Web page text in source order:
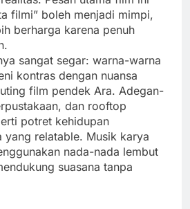
filmi” boleh menjadi mimpi,
berharga karena penuh
sangat segar: warna-warna
kontras dengan nuansa
film pendek Ara. Adegan-
dan rooftop
potret kehidupan
yang relatable. Musik karya
nada-nada lembut
suasana tanpa